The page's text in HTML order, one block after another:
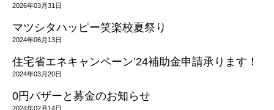
2026年03月31日
マツシタハッピー笑楽校夏祭り
2024年06月13日
住宅省エネキャンペーン’24補助金申請承ります！
2024年03月20日
0円バザーと募金のお知らせ
2024年02月14日